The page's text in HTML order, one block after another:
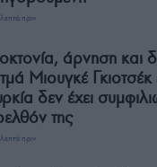
πριν
άρνηση και
Μιουγκέ Γκιοτσέκ
δεν έχει
της
πριν